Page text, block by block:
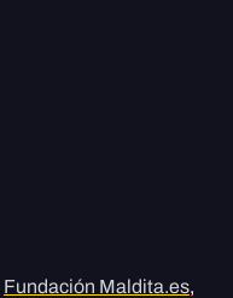
Fundación Maldita.es,